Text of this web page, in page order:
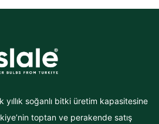
yıllık soğanlı bitki üretim kapasitesine
toptan ve perakende satış